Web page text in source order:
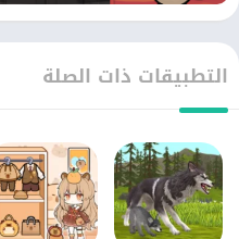
التطبيقات ذات الصلة